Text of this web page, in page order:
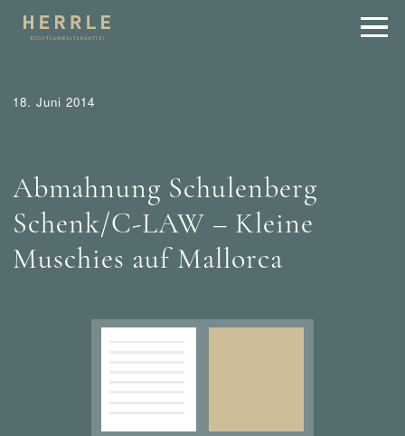
18. Juni 2014
Abmahnung Schulenberg
Schenk/C-LAW – Kleine
Muschies auf Mallorca